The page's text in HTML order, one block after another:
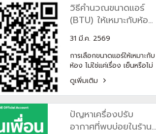
วิธีคำนวณขนาดแอร์
(BTU) ให้เหมาะกับห้อง
แบบเข้าใจง่าย + สูตร
ใช้ได้จริง
31 มี.ค. 2569
การเลือกขนาดแอร์ให้เหมาะกับ
ห้อง ไม่ใช่แค่เรื่อง เย็นหรือไม่
เย็น แต่ส่งผลโดยตรงต่อค่า
ไฟ อายุการใช้งาน และความ
สบายในระยะยาว หากเลือกผิด
อาจทำให้เสียเงินมากกว่าที่คิด
บทความนี้สรุป วิธีคำนวณ
BTU แอร์แบบง่าย + เทคนิค
ดูเพิ่มเติม
ปัญหาเครื่องปรับ
อากาศที่พบบ่อยในร้าน